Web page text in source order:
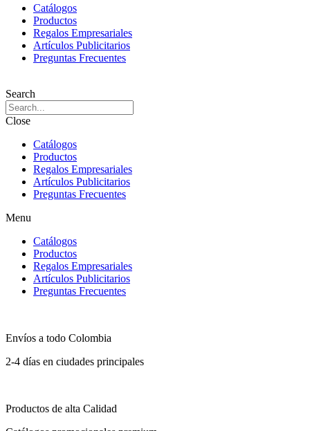
Catálogos
Productos
Regalos Empresariales
Artículos Publicitarios
Preguntas Frecuentes
Search
Close
Catálogos
Productos
Regalos Empresariales
Artículos Publicitarios
Preguntas Frecuentes
Menu
Catálogos
Productos
Regalos Empresariales
Artículos Publicitarios
Preguntas Frecuentes
Envíos a todo Colombia
2-4 días en ciudades principales
Productos de alta Calidad